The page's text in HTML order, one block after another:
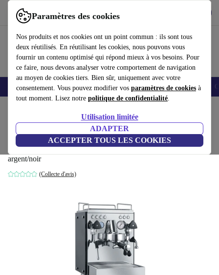
Paramètres des cookies
Nos produits et nos cookies ont un point commun : ils sont tous
deux réutilisés. En réutilisant les cookies, nous pouvons vous
fournir un contenu optimisé qui répond mieux à vos besoins. Pour
ce faire, nous devons analyser votre comportement de navigation
au moyen de cookies tiers. Bien sûr, uniquement avec votre
consentement. Vous pouvez modifier vos paramètres de cookies à
tout moment. Lisez notre politique de confidentialité.
Utilisation limitée
ADAPTER
ACCEPTER TOUS LES COOKIES
Utilisez refurbed rapidement et facilement
Smartphones Laptops Tablettes Montres connectées Accessoires
GRAEF Contessa ES1000EU Machine à
café à porte-filtre
argent/noir
(Collecte d'avis)